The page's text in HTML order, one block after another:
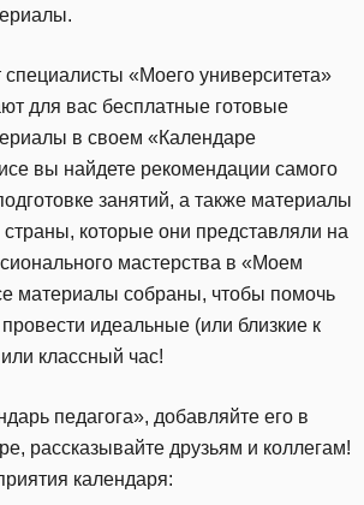
специалисты «Моего университета»
для вас бесплатные готовые
в своем «Календаре
вы найдете рекомендации самого
занятий, а также материалы
страны, которые они представляли на
мастерства в «Моем
материалы собраны, чтобы помочь
идеальные (или близкие к
классный час!
педагога», добавляйте его в
рассказывайте друзьям и коллегам!
календаря: